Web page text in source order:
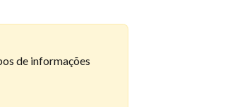
de informações